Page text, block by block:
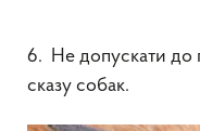
6. Не допускати до
сказу собак.